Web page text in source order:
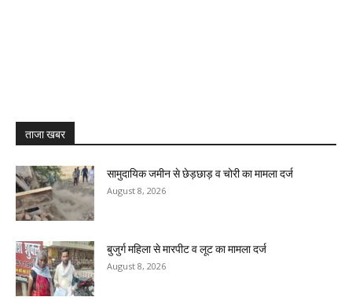
ताजा खबर
सामुदायिक जमीन से छेड़छाड़ व चोरी का मामला दर्ज
August 8, 2026
बुजुर्ग महिला से मारपीट व लूट का मामला दर्ज
August 8, 2026